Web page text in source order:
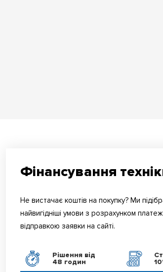
Фінансування
Не вистачає коштів на покупку? Ми
найвигідніші умови з розрахунком
відправкою заявки на сайті.
Рішення від
48 годин